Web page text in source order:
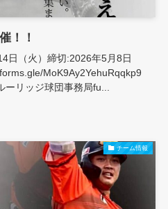
！！
日（火）締切:2026年5月8日
MoK9Ay2YehuRqqkp9
ーリッジ球団事務局fu...
チーム情報